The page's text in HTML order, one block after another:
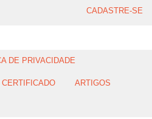
CADASTRE-SE
DE PRIVACIDADE
ARTIGOS